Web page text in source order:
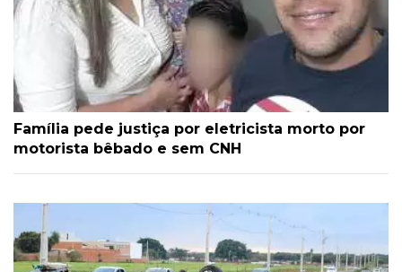
Família pede justiça por eletricista morto por
motorista bêbado e sem CNH